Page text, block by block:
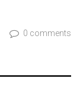
0 comments